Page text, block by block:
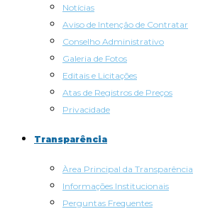
Notícias
Aviso de Intenção de Contratar
Conselho Administrativo
Galeria de Fotos
Editais e Licitações
Atas de Registros de Preços
Privacidade
Transparência
Àrea Principal da Transparência
Informações Institucionais
Perguntas Frequentes